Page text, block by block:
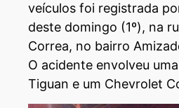
veículos foi registrada
deste domingo (1º), na
Correa, no bairro
O acidente envolveu
Tiguan e um Chevrolet